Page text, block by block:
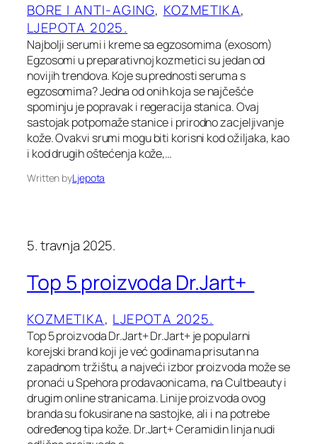
BORE I ANTI-AGING, KOZMETIKA
LJEPOTA 2025.
Najbolji serumi i kreme sa egzosomima (exosom)
Egzosomi u preparativnoj kozmetici su jedan od
novijih trendova. Koje su prednosti seruma s
egzosomima? Jedna od onih koja se najčešće
spominju je popravak i regeracija stanica. Ovaj
sastojak potpomaže stanice i prirodno zacjeljivanje
kože. Ovakvi srumi mogu biti korisni kod ožiljaka, kao
i kod drugih oštećenja kože,…
Written byLjepota
5. travnja 2025.
Top 5 proizvoda Dr.Jart+
KOZMETIKA, LJEPOTA 2025.
Top 5 proizvoda Dr.Jart+ Dr.Jart+ je popularni
korejski brand koji je već godinama prisutan na
zapadnom tržištu, a najveći izbor proizvoda može se
pronaći u Spehora prodavaonicama, na Cultbeauty i
drugim online stranicama. Linije proizvoda ovog
branda su fokusirane na sastojke, ali i na potrebe
određenog tipa kože. Dr.Jart+ Ceramidin linja nudi